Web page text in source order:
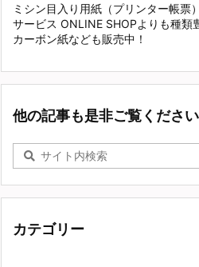
ミシン目入り用紙（プリンター帳票
サービス ONLINE SHOPよりも種類
カーボン紙なども販売中！
他の記事も是非ご覧ください
カテゴリー